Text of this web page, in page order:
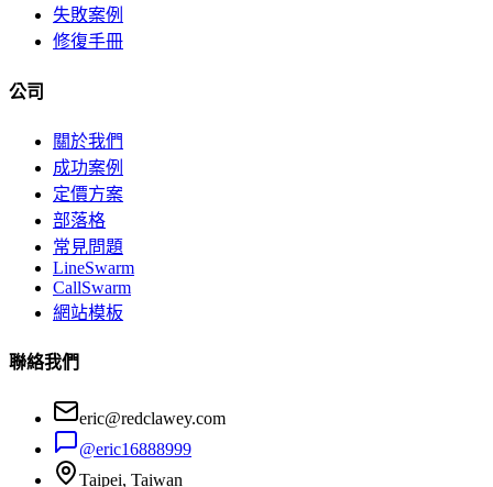
失敗案例
修復手冊
公司
關於我們
成功案例
定價方案
部落格
常見問題
LineSwarm
CallSwarm
網站模板
聯絡我們
eric@redclawey.com
@eric16888999
Taipei, Taiwan